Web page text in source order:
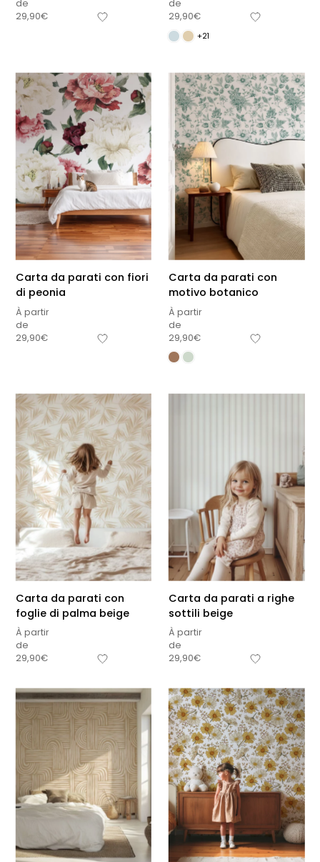
de
29,90€
de
29,90€
+21
Carta da parati con fiori
di peonia
À partir
de
29,90€
Carta da parati con
motivo botanico
À partir
de
29,90€
Carta da parati con
foglie di palma beige
À partir
de
29,90€
Carta da parati a righe
sottili beige
À partir
de
29,90€